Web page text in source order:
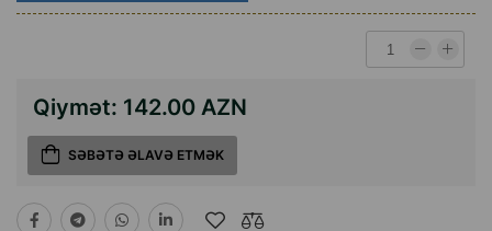
Qiymət: 142.00 AZN
SƏBƏTƏ ƏLAVƏ ETMƏK